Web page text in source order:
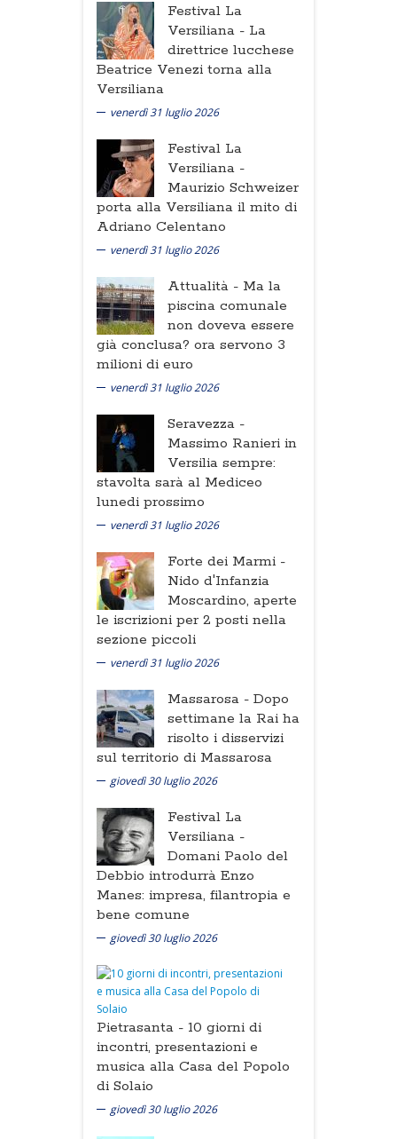
Festival La
Versiliana - La
direttrice lucchese
Beatrice Venezi torna alla
Versiliana
venerdì 31 luglio 2026
Festival La
Versiliana -
Maurizio Schweizer
porta alla Versiliana il mito di
Adriano Celentano
venerdì 31 luglio 2026
Attualità - Ma la
piscina comunale
non doveva essere
già conclusa? ora servono 3
milioni di euro
venerdì 31 luglio 2026
Seravezza -
Massimo Ranieri in
Versilia sempre:
stavolta sarà al Mediceo
lunedi prossimo
venerdì 31 luglio 2026
Forte dei Marmi -
Nido d'Infanzia
Moscardino, aperte
le iscrizioni per 2 posti nella
sezione piccoli
venerdì 31 luglio 2026
Massarosa - Dopo
settimane la Rai ha
risolto i disservizi
sul territorio di Massarosa
giovedì 30 luglio 2026
Festival La
Versiliana -
Domani Paolo del
Debbio introdurrà Enzo
Manes: impresa, filantropia e
bene comune
giovedì 30 luglio 2026
Pietrasanta - 10 giorni di
incontri, presentazioni e
musica alla Casa del Popolo
di Solaio
giovedì 30 luglio 2026